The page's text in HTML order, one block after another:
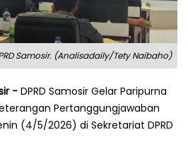
Samosir. (Analisadaily/Tety Naibaho)
- DPRD Samosir Gelar Paripurna
Pertanggungjawaban
(4/5/2026) di Sekretariat DPRD